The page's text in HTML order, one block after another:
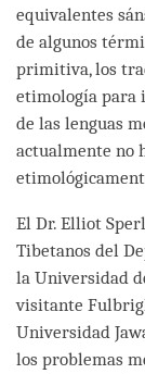
equivalentes
de algunos
primitiva, los
etimología para
de las lenguas
actualmente no
El Dr. Elliot
Tibetanos del
la Universidad
visitante
Universidad
los problemas